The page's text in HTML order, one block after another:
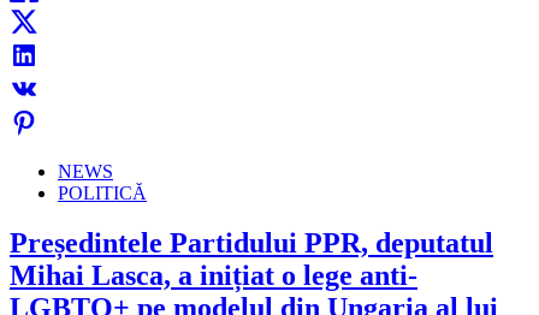
NEWS
POLITICĂ
Președintele Partidului PPR, deputatul
Mihai Lasca, a inițiat o lege anti-
LGBTQ+ pe modelul din Ungaria al lui